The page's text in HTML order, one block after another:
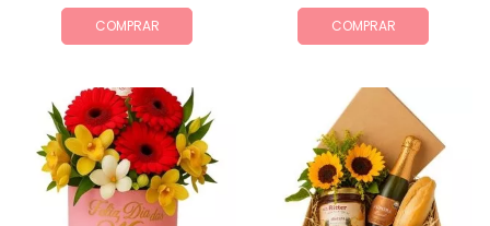
COMPRAR COMPRAR